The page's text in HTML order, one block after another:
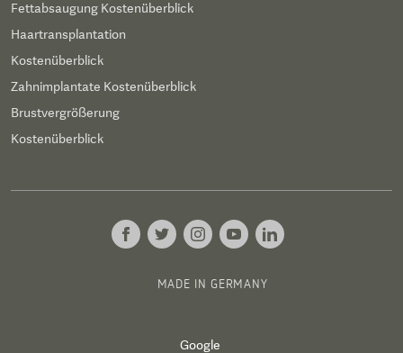
Fettabsaugung Kostenüberblick
Haartransplantation
Kostenüberblick
Zahnimplantate Kostenüberblick
Brustvergrößerung
Kostenüberblick
MADE IN GERMANY
Google